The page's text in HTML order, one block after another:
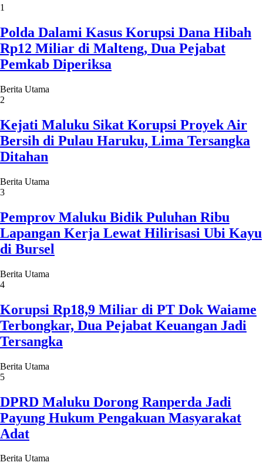
1
Polda Dalami Kasus Korupsi Dana Hibah
Rp12 Miliar di Malteng, Dua Pejabat
Pemkab Diperiksa
Berita Utama
2
Kejati Maluku Sikat Korupsi Proyek Air
Bersih di Pulau Haruku, Lima Tersangka
Ditahan
Berita Utama
3
Pemprov Maluku Bidik Puluhan Ribu
Lapangan Kerja Lewat Hilirisasi Ubi Kayu
di Bursel
Berita Utama
4
Korupsi Rp18,9 Miliar di PT Dok Waiame
Terbongkar, Dua Pejabat Keuangan Jadi
Tersangka
Berita Utama
5
DPRD Maluku Dorong Ranperda Jadi
Payung Hukum Pengakuan Masyarakat
Adat
Berita Utama